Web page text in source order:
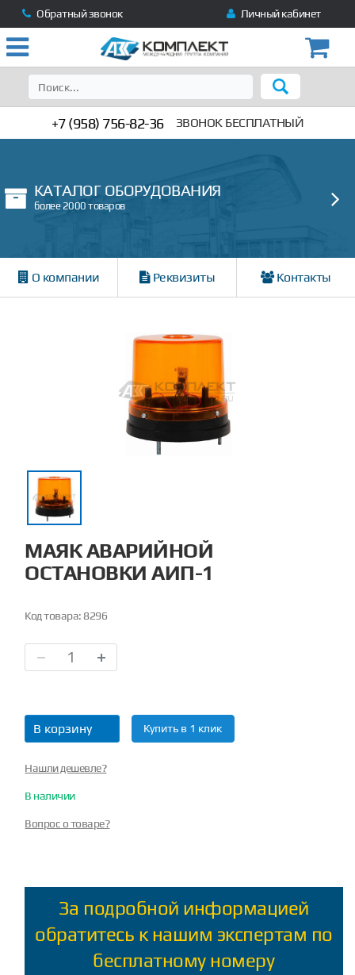
Обратный звонок Личный кабинет
+7 (958) 756-82-36 ЗВОНОК БЕСПЛАТНЫЙ
КАТАЛОГ ОБОРУДОВАНИЯ
более 2000 товаров
О компании Реквизиты Контакты
МАЯК АВАРИЙНОЙ
ОСТАНОВКИ АИП-1
Код товара:8296
В корзину Купить в 1 клик
Нашли дешевле?
В наличии
Вопрос о товаре?
За подробной информацией
обратитесь к нашим экспертам по
бесплатному номеру